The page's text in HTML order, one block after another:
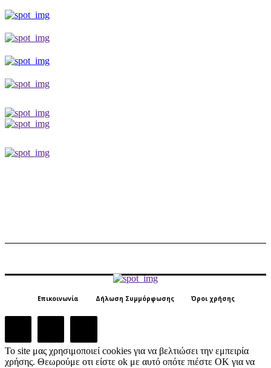
Επικοινωνία Δήλωση Συμμόρφωσης Όροι χρήσης
Το site μας χρησιμοποιεί cookies για να βελτιώσει την εμπειρία
χρήσης. Θεωρούμε οτι είστε ok με αυτό οπότε πιέστε ΟΚ για να